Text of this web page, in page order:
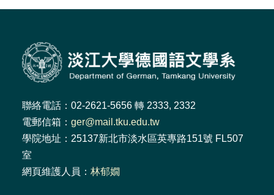
聯絡電話：02-2621-5656 轉 2333, 2332
電郵信箱： ger@mail.tku.edu.tw
學院地址：25137新北市淡水區英專路151號 FL507
室
網頁維護人員： 林郁嫺